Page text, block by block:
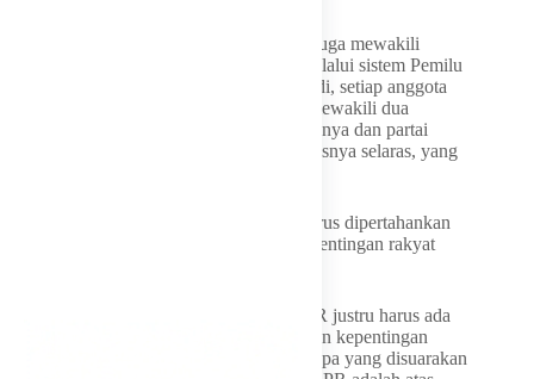
“Ketiga, keberadaan setiap anggota DPR juga mewakili
aspirasi rakyat secara langsung, apalagi melalui sistem Pemilu
yang kita pilih saat ini, menegaskan itu. Jadi, setiap anggota
DPR, dari mana pun fraksinya, memang mewakili dua
aspirasi, yaitu aspirasi rakyat yang memilihnya dan partai
politik yang mencalonkannya, yang seharusnya selaras, yang
Ia menyimpulkan bahwa fraksi di DPR harus dipertahankan
sebagai representasi dari keberagaman kepentingan rakyat
“Oleh karena itu, keberadaan fraksi di DPR justru harus ada
sebagai representasi konfigurasi aspirasi dan kepentingan
rakyat yang beragam. Jadi sesungguhnya apa yang disuarakan